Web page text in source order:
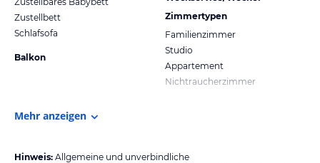
Zustellbett
Schlafsofa
Balkon
Zimmertypen
Familienzimmer
Studio
Appartement
Nichtraucherzimmer
Mehr anzeigen
Hinweis: Allgemeine und unverbindliche